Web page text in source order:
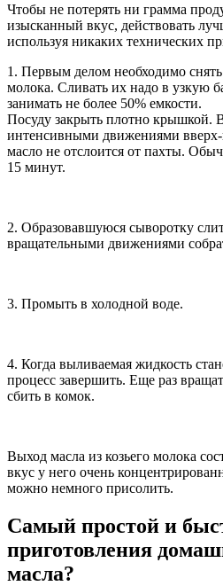
Чтобы не потерять ни грамма
изысканный вкус, действовать
используя никаких технических
1. Первым делом необходимо
молока. Сливать их надо в узкую
занимать не более 50% емкости.
Посуду закрыть плотно крышкой.
интенсивными движениями вверх-
масло не отслоится от пахты.
15 минут.
2. Образовавшуюся сыворотку
вращательными движениями
3. Промыть в холодной воде.
4. Когда выливаемая жидкость
процесс завершить. Еще раз
сбить в комок.
Выход масла из козьего молока
вкус у него очень
можно немного присолить.
Самый простой и
приготовления
масла?